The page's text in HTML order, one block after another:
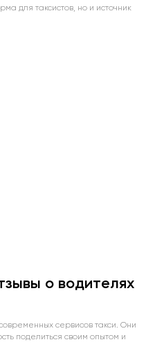
для таксистов, но и источник
о водителях
сервисов такси. Они
поделиться своим опытом и